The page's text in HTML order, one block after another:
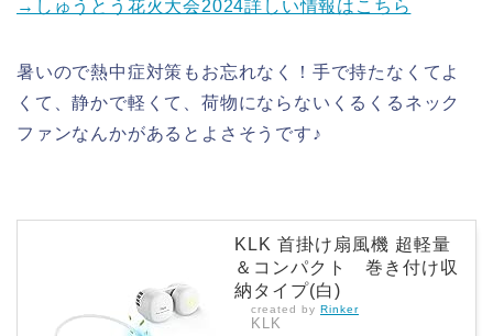
→しゅうとう花火大会2024詳しい情報はこちら
暑いので熱中症対策もお忘れなく！手で持たなくてよ
くて、静かで軽くて、荷物にならないくるくるネック
ファンなんかがあるとよさそうです♪
KLK 首掛け扇風機 超軽量
＆コンパクト 巻き付け収
納タイプ(白)
created by Rinker
KLK